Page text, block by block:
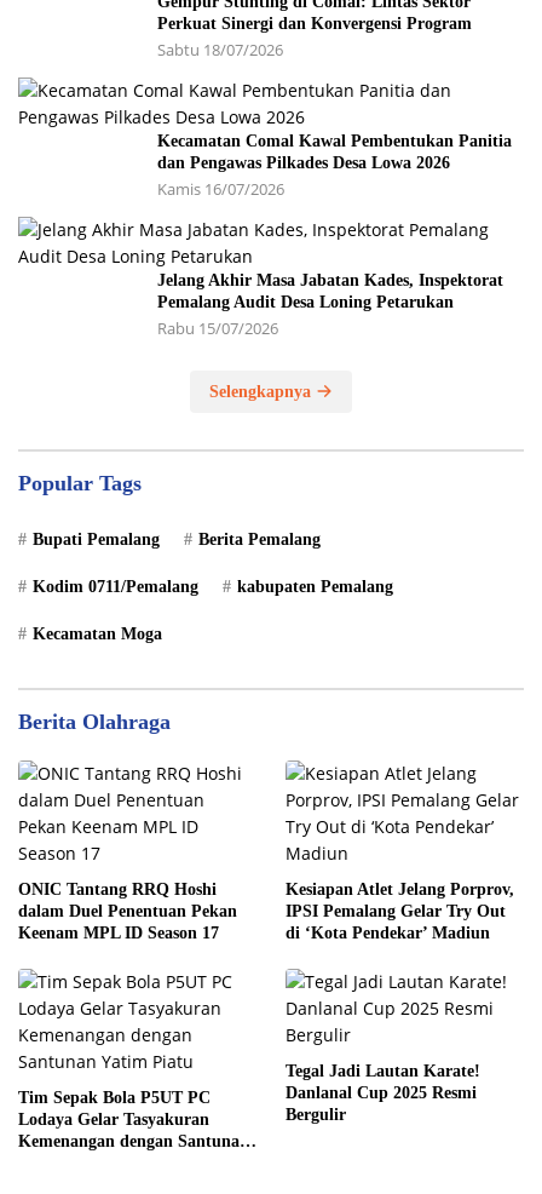
Perkuat Sinergi dan Konvergensi Program
Sabtu 18/07/2026
Kecamatan Comal Kawal Pembentukan Panitia
dan Pengawas Pilkades Desa Lowa 2026
Kamis 16/07/2026
Jelang Akhir Masa Jabatan Kades, Inspektorat
Pemalang Audit Desa Loning Petarukan
Rabu 15/07/2026
Selengkapnya
Popular Tags
Bupati Pemalang Berita Pemalang
Kodim 0711/Pemalang kabupaten Pemalang
Kecamatan Moga
Berita Olahraga
ONIC Tantang RRQ Hoshi
dalam Duel Penentuan Pekan
Keenam MPL ID Season 17
Kesiapan Atlet Jelang Porprov,
IPSI Pemalang Gelar Try Out
di ‘Kota Pendekar’ Madiun
Tim Sepak Bola P5UT PC
Lodaya Gelar Tasyakuran
Kemenangan dengan Santunan
Tegal Jadi Lautan Karate!
Danlanal Cup 2025 Resmi
Bergulir